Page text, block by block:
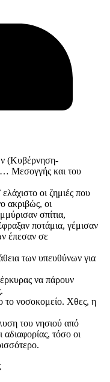
(Κυβέρνηση-
… Μεσογγής και του
οι ζημιές που
ακριβώς, οι
σπίτια,
ποτάμια, γέμισαν
έπεσαν σε
των υπευθύνων για
να πάρουν
το νοσοκομείο. Χθες, η
του νησιού από
τόσο οι